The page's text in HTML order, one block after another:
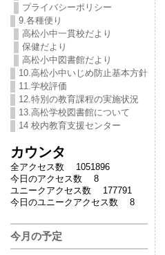
プライバシーポリシー
9.各種便り
高松小中一貫校だより
保健だより
高松小中図書館だより
10.高松小中いじめ防止基本方針
11.学校評価
12.特別の教育課程の実施状況
13.高松学校図書館について
14 校内教育支援センター
カウンタ
全アクセス数 1051896
今日のアクセス数 8
ユニークアクセス数 177791
今日のユニークアクセス数 8
今月の予定